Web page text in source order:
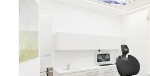
Beleuchtung und
Zahnarztpraxen und